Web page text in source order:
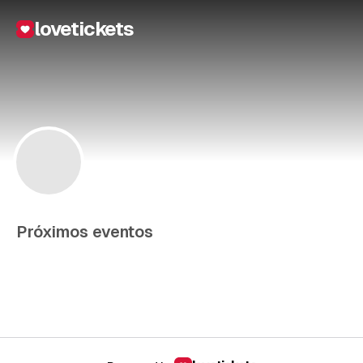
lovetickets
Próximos eventos